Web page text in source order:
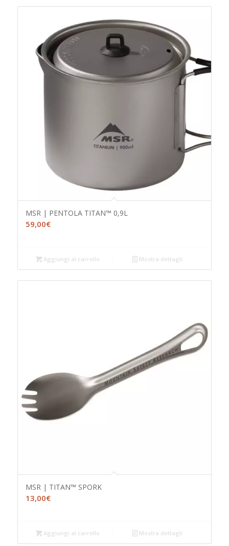
MSR | PENTOLA TITAN™ 0,9L
59,00€
Aggiungi al carrello Mostra dettagli
MSR | TITAN™ SPORK
13,00€
Aggiungi al carrello Mostra dettagli